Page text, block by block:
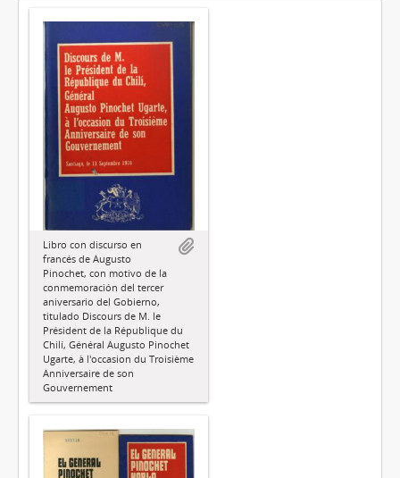
Libro con discurso en
francés de Augusto
Pinochet, con motivo de la
conmemoración del tercer
aniversario del Gobierno,
titulado Discours de M. le
Président de la République du
Chilí, Général Augusto Pinochet
Ugarte, à l'occasion du Troisième
Anniversaire de son
Gouvernement